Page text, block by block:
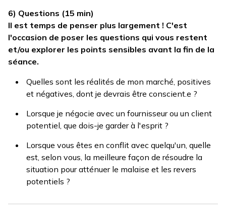
6) Questions (15 min)
Il est temps de penser plus largement ! C'est
l'occasion de poser les questions qui vous restent
et/ou explorer les points sensibles avant la fin de la
séance.
Quelles sont les réalités de mon marché, positives
et négatives, dont je devrais être conscient.e ?
Lorsque je négocie avec un fournisseur ou un client
potentiel, que dois-je garder à l'esprit ?
Lorsque vous êtes en conflit avec quelqu'un, quelle
est, selon vous, la meilleure façon de résoudre la
situation pour atténuer le malaise et les revers
potentiels ?